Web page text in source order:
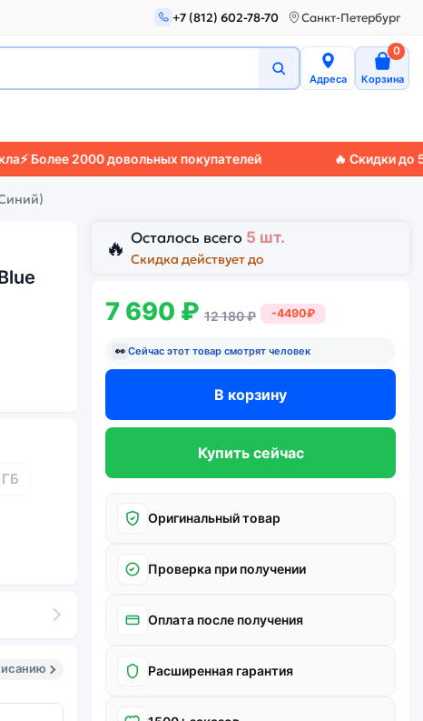
+7 (812) 602-78-70 Санкт-Петербург
Адреса Корзина
0
2000 довольных покупателей 🔥 Скидки до 50%🚚
🔥 Осталось всего 5 шт.
Скидка действует до
7 690 ₽ 12 180 ₽ -4490₽
👀 Сейчас этот товар смотрят человек
В корзину
Купить сейчас
Оригинальный товар
Проверка при получении
Оплата после получения
Расширенная гарантия